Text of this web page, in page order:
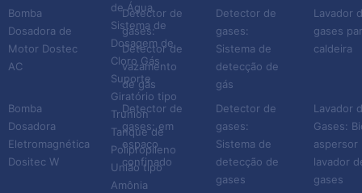
de Água
Sistema de
Dosagem de
Cloro Gás
Suporte
Giratório tipo
Trunion
Tanque de
Polipropileno
União tipo
Amônia
Bomba
Dosadora de
Motor Dostec
AC
Bomba
Dosadora
Eletromagnética
Dositec W
Detector de
gases:
Detector de
vazamento
de gás
Detector de
gases: em
espaço
confinado
Detector de
gases:
Sistema de
detecção de
gás
Detector de
gases:
Sistema de
detecção de
gases
Lavador
gases
caldeira
Lavador
Gases:
aspersor
lavador
gases